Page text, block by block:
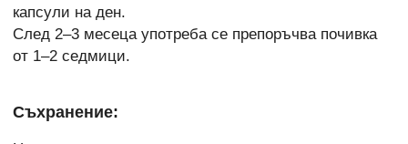
капсули на ден.
След 2–3 месеца употреба се препоръчва почивка
от 1–2 седмици.
Съхранение: